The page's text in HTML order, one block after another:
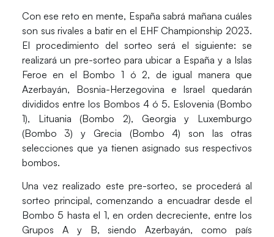
Con ese reto en mente, España sabrá mañana cuáles
son sus rivales a batir en el EHF Championship 2023.
El procedimiento del sorteo será el siguiente: se
realizará un pre-sorteo para ubicar a España y a Islas
Feroe en el Bombo 1 ó 2, de igual manera que
Azerbayán, Bosnia-Herzegovina e Israel quedarán
divididos entre los Bombos 4 ó 5. Eslovenia (Bombo
1), Lituania (Bombo 2), Georgia y Luxemburgo
(Bombo 3) y Grecia (Bombo 4) son las otras
selecciones que ya tienen asignado sus respectivos
bombos.
Una vez realizado este pre-sorteo, se procederá al
sorteo principal, comenzando a encuadrar desde el
Bombo 5 hasta el 1, en orden decreciente, entre los
Grupos A y B, siendoAzerbayán, como país